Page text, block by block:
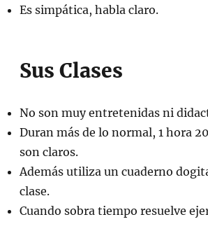
Es simpática, habla claro.
Sus Clases
No son muy entretenidas ni
Duran más de lo normal, 1 hora
son claros.
Además utiliza un cuaderno
clase.
Cuando sobra tiempo resuelve